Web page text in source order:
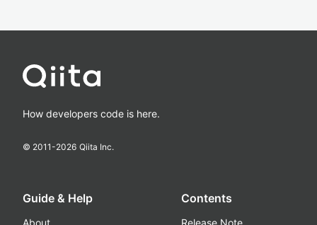
How developers code is here.
© 2011-2026 Qiita Inc.
Guide & Help
About
Contents
Release Note